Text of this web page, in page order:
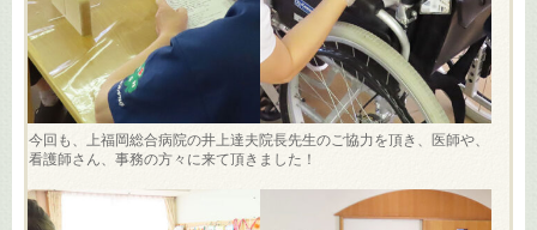
今回も、上福岡総合病院の井上達夫院長先生のご協力を頂き、医師や、
看護師さん、事務の方々に来て頂きました！